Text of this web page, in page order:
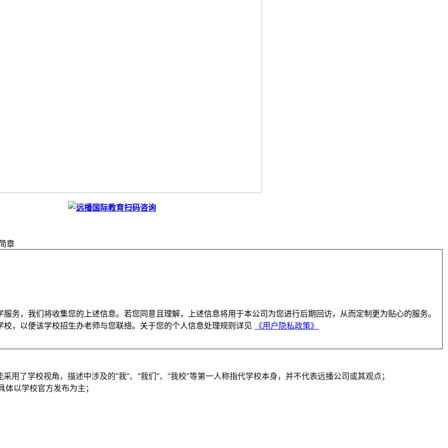
章
务，我们将收集您的上述信息。若您同意且理解，上述信息将用于本公司为您进行后期回访，从而定制更为贴心的服务。
，以便该学校招生办老师与您联络。关于您的个人信息处理规则详见
《用户隐私政策》
用了学校视角，描述中涉及的“我”、“我们”、“我校”等第一人称指代学校本身，并不代表远播公司或其观点；
以学校官方发布为主；